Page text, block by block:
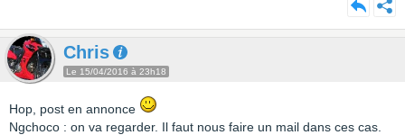
Chris
Le 15/04/2016 à 23h18
Hop, post en annonce
Ngchoco : on va regarder. Il faut nous faire un mail dans ces cas.